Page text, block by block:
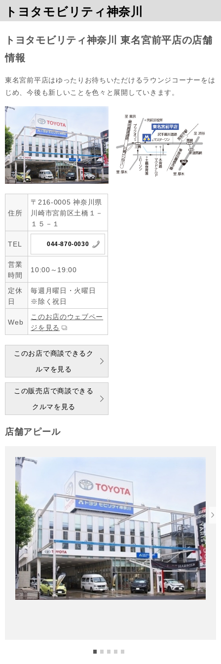
トヨタモビリティ神奈川
トヨタモビリティ神奈川 東名宮前平店の店舗
情報
東名宮前平店はゆったりお待ちいただけるラウンジコーナーをは
じめ、今後も新しいことを色々と展開していきます。
住所
〒216-0005 神奈川県
川崎市宮前区土橋１－
１５－１
TEL 044-870-0030
営業
時間
10:00～19:00
定休
日
毎週月曜日・火曜日
※除く祝日
Web
このお店のウェブペー
ジを見る
このお店で商談できるク
ルマを見る
この販売店で商談できる
クルマを見る
店舗アピール